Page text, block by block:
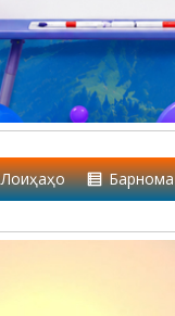
Лоиҳаҳо Барнома